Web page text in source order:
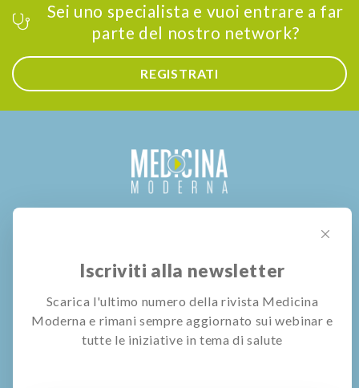
Sei uno specialista e vuoi entrare a far
parte del nostro network?
REGISTRATI
Tribunale di Treviso del 10/05/2010
Edito da Pubblivision S.r.l. Cison di Valmarino (TV).
C.F. Registro delle imprese e P.I. 04051870261
Iscriviti alla newsletter
Scarica l'ultimo numero della rivista Medicina
Moderna e rimani sempre aggiornato sui webinar e
tutte le iniziative in tema di salute